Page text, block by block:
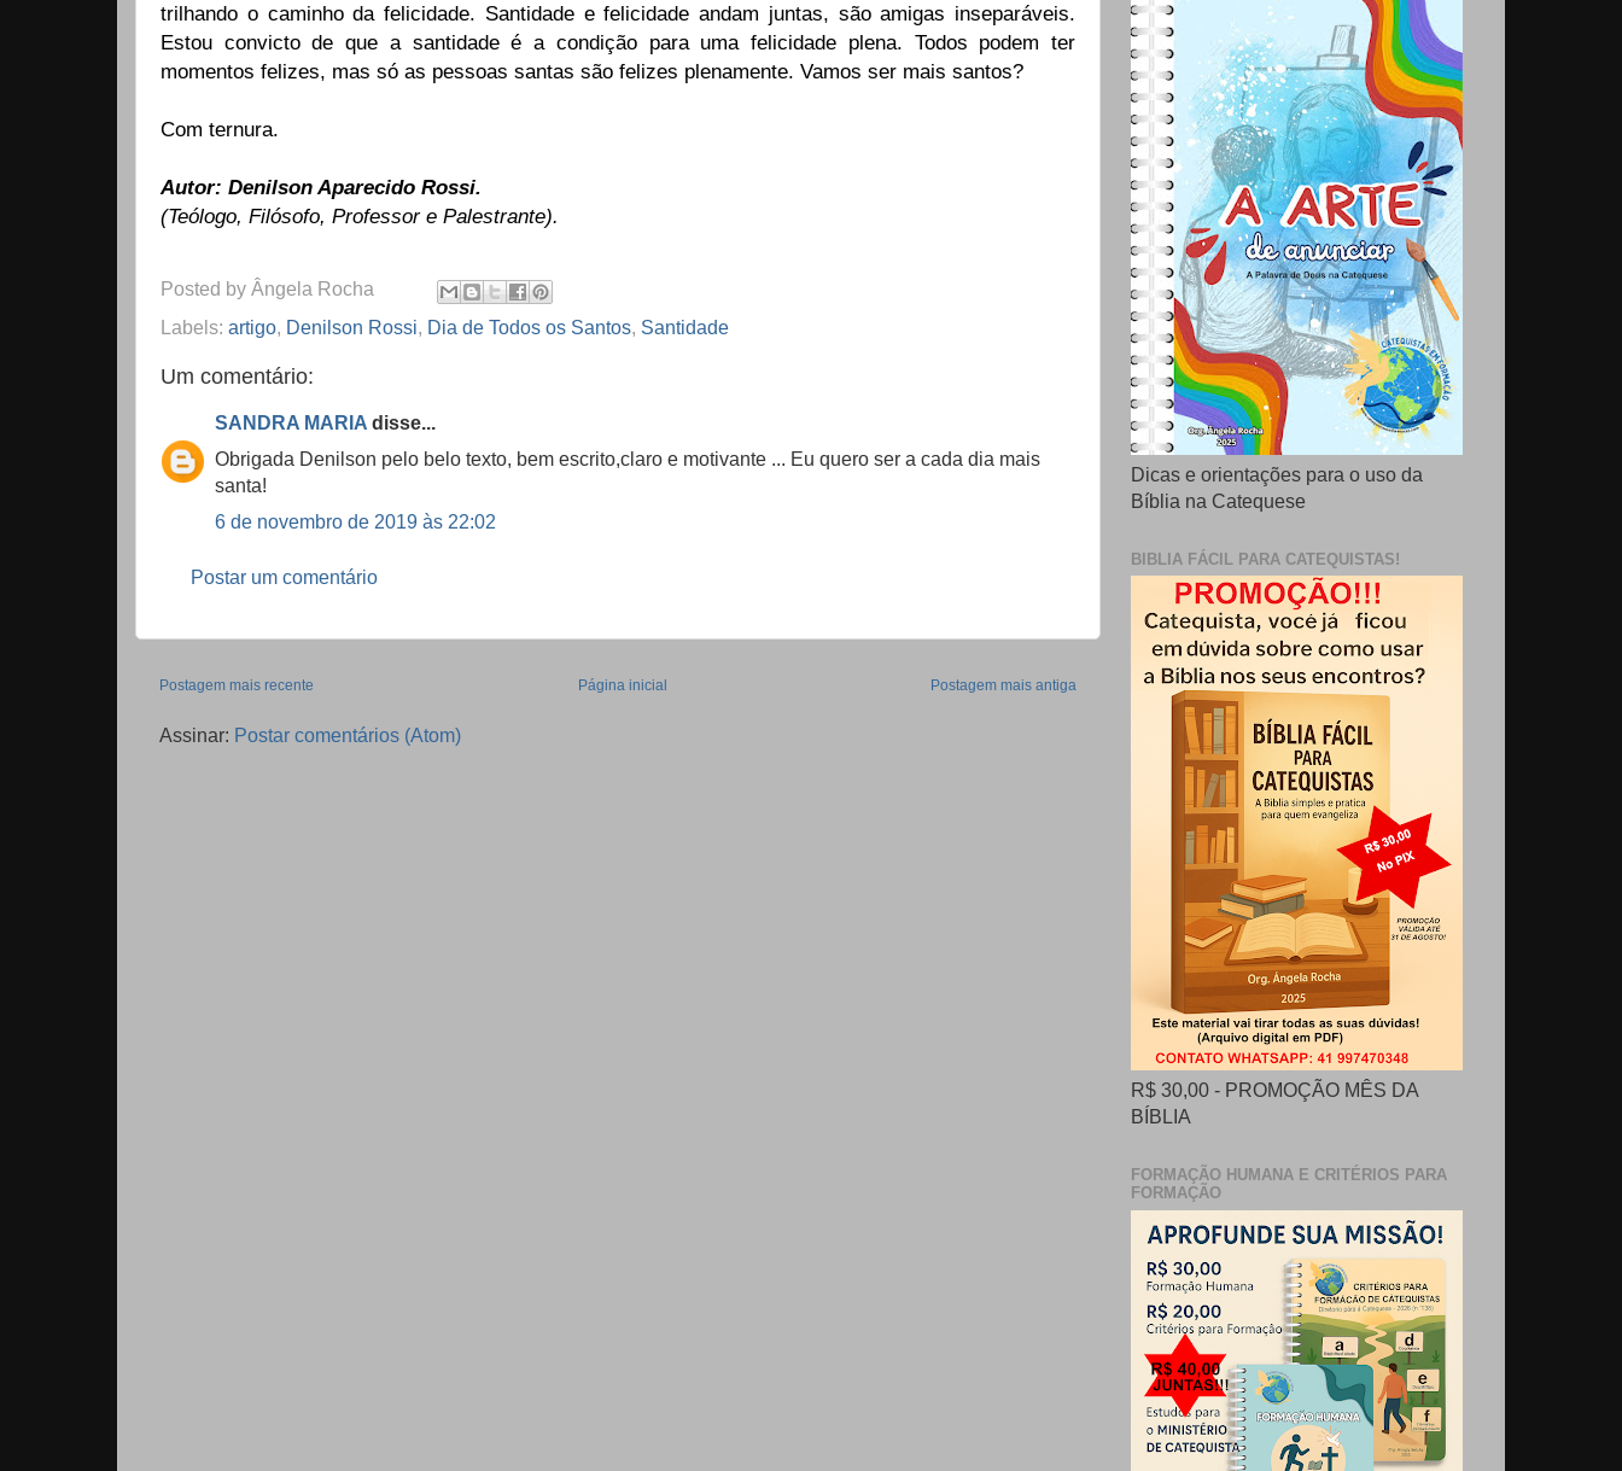
trilhando o caminho da felicidade. Santidade e felicidade andam juntas, são amigas inseparáveis.
Estou convicto de que a santidade é a condição para uma felicidade plena. Todos podem ter
momentos felizes, mas só as pessoas santas são felizes plenamente. Vamos ser mais santos?
Com ternura.
Autor: Denilson Aparecido Rossi.
(Teólogo, Filósofo, Professor e Palestrante).
Posted by Ângela Rocha
Labels: artigo Denilson Rossi Dia de Todos os Santos Santidade
Um comentário:
SANDRA MARIA disse...
Obrigada Denilson pelo belo texto, bem escrito,claro e motivante ... Eu quero ser a cada dia mais
santa!
6 de novembro de 2019 às 22:02
Postar um comentário
Postagem mais recente Postagem mais antiga
Página inicial
Assinar: Postar comentários (Atom)
Dicas e orientações para o uso da
Bíblia na Catequese
BIBLIA FÁCIL PARA CATEQUISTAS!
R$ 30,00 - PROMOÇÃO MÊS DA
BÍBLIA
FORMAÇÃO HUMANA E CRITÉRIOS PARA
FORMAÇÃO